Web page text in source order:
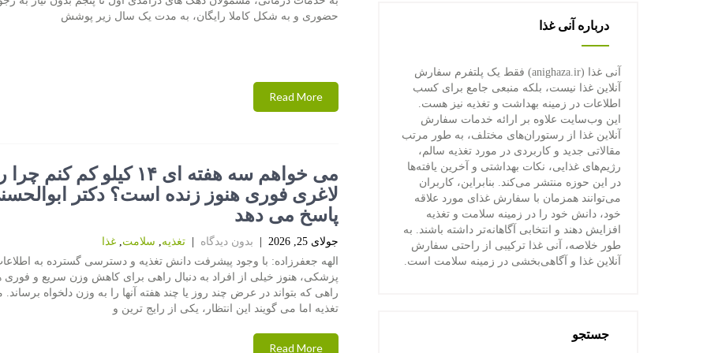
حضوری و به شکل کاملا رایگان، به مدت یک سال زیر پوشش
Read More
می خواهم سه هفته ای ۱۴ کیلو کم
لاغری فوری هنوز زنده است؟ دکتر
پاسخ می دهد
جولای 25, 2026 بدون دیدگاه تغذیه, سلامت, غذا
الهه جعفرزاده: با وجود پیشرفت دانش تغذیه و دسترسی گسترده به
پزشکی، هنوز خیلی از افراد به دنبال راهی برای کاهش وزن سریع و فوری
راهی که بتواند در عرض چند روز یا چند هفته آنها را به وزن دلخواه
تغذیه اما می گویند این انتظار، یکی از رایج ترین و
Read More
درباره آنی غذا
آنی غذا (anighaza.ir) فقط یک پلتفرم سفارش
آنلاین غذا نیست، بلکه منبعی جامع برای کسب
اطلاعات در زمینه بهداشت و تغذیه نیز هست.
این وب‌سایت علاوه بر ارائه خدمات سفارش
آنلاین غذا از رستوران‌های مختلف، به طور مرتب
مقالاتی جدید و کاربردی در مورد تغذیه سالم،
رژیم‌های غذایی، نکات بهداشتی و آخرین یافته‌ها
در این حوزه منتشر می‌کند. بنابراین، کاربران
می‌توانند همزمان با سفارش غذای مورد علاقه
خود، دانش خود را در زمینه سلامت و تغذیه
افزایش دهند و انتخابی آگاهانه‌تر داشته باشند. به
طور خلاصه، آنی غذا ترکیبی از راحتی سفارش
آنلاین غذا و آگاهی‌بخشی در زمینه سلامت است.
جستجو